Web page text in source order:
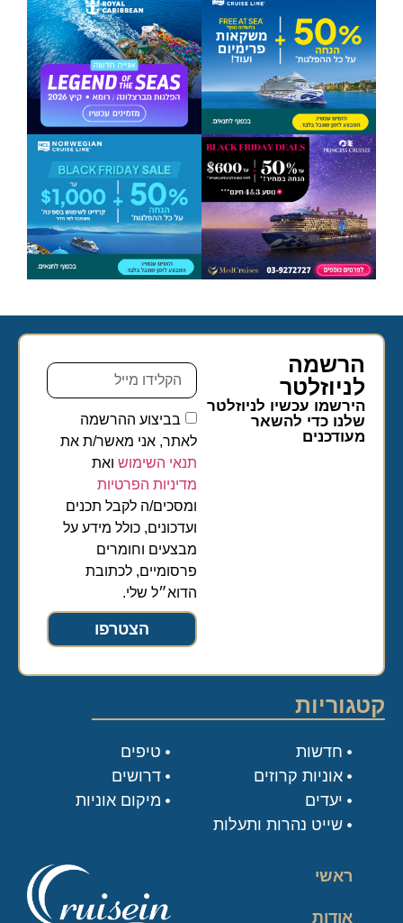
הרשמה
לניוזלטר​
הירשמו עכשיו לניוזלטר
שלנו כדי להשאר
מעודכנים
בביצוע ההרשמה
לאתר, אני מאשר/ת את
תנאי השימושואת
מדיניות הפרטיות
ומסכים/ה לקבל תכנים
ועדכונים, כולל מידע על
מבצעים וחומרים
פרסומיים, לכתובת
הדוא״ל שלי.
הצטרפו
ראשי
אודות
קטגוריות
טיפים
דרושים
מיקום אוניות
חדשות
אוניות קרוזים
יעדים
שייט נהרות ותעלות